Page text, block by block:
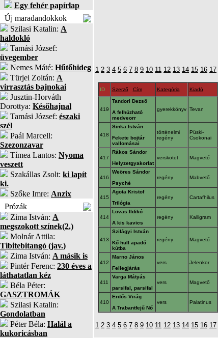
Egy fehér papírlap
Új maradandokkok
Szilasi Katalin: A
haldokló
Tamási József:
üvegember
Nemes Máté: Hűtőhideg
Türjei Zoltán: A
virrasztás bajnokai
Jusztin-Horváth
Dorottya: Későhajnal
Tamási József: északi
szél
Paál Marcell:
Szezonzavar
Tímea Lantos: Nyoma
veszett
Szakállas Zsolt: ki lapít
ki.
Szőke Imre: Anzix
Prózák
Zima István: A
megszokott színek(2.)
Molnár Attila:
Tibitebitangó (jav.)
Zima István: A másik is
Pintér Ferenc: 230 éves a
láthatatlan kéz
Béla Péter:
GASZTROMÁK
Szilasi Katalin:
Gondolatban
Péter Béla: Halál a
kukoricásban
1 2 3 4 5 6 7 8 9 10 11 12 13 14 15 16 17
ID Szerző Cím Kategória Kiadó
419
Tandori Dezső
A felhúzható
medveorr
gyerekkönyv Tevan
418
Sinka István
Fekete bojtár
vallomásai
történelmi
regény
Püski-
Csokonai
417
Rákos Sándor
Helyzetgyakorlat
verskötet Magvető
416
Weöres Sándor
Psyché
regény Mabvető
415
Agota Kristof
Trilógia
regény Cartafhilus
414
Lovas Ildikó
A kis kavics
regény Kalligram
413
Szilágyi István
Kő hull apadó
kútba
regény Magvető
412
Marno János
Fellegjárás
vers Jelenkor
411
Varga Mátyás
parsifal, parsifal
vers Magvető
410
Erdős Virág
A Trabantfejű Nő
vers Palatinus
1 2 3 4 5 6 7 8 9 10 11 12 13 14 15 16 17